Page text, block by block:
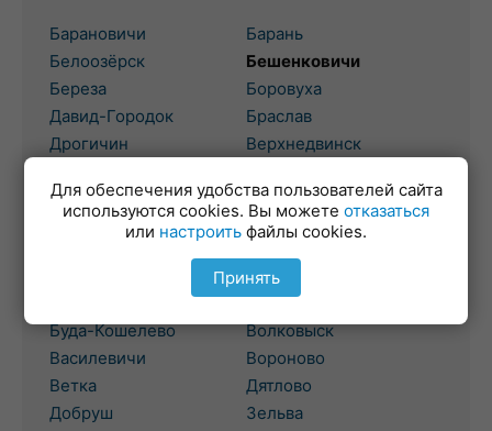
Барановичи
Белоозёрск
Береза
Давид-Городок
Дрогичин
Барань
Бешенковичи
Боровуха
Браслав
Верхнедвинск
Буда-Кошелево
Василевичи
Ветка
Добруш
Гродно
Бол. Берестовица
Боровики
Волковыск
Вороново
Дятлово
Зельва
Для обеспечения удобства пользователей сайта
используются cookies. Вы можете отказаться
или настроить файлы cookies.
Принять